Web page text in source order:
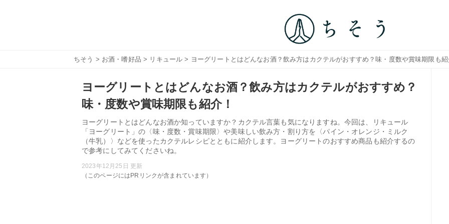
ちそう > お酒・嗜好品 > リキュール > ヨーグリートとはどんなお酒？飲み方はカクテルがおすすめ？味・度数や賞味期限も
ヨーグリートとはどんなお酒？飲み方はカクテルがおすすめ？
味・度数や賞味期限も紹介！
ヨーグリートとはどんなお酒か知っていますか？カクテル言葉も気になりますね。今回は、リキュール
「ヨーグリート」の〈味・度数・賞味期限〉や美味しい飲み方・割り方を〈パイン・オレンジ・ミルク
（牛乳）〉などを使ったカクテルレシピとともに紹介します。ヨーグリートのおすすめ商品も紹介するの
で参考にしてみてくださいね。
2023年12月25日 更新
（このページにはPRリンクが含まれています）